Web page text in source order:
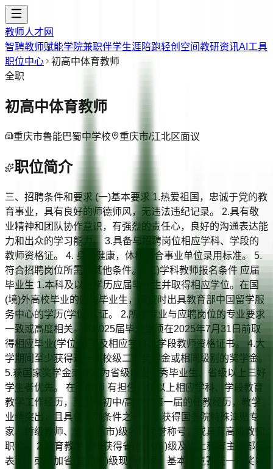
教师人才网
智聘教师赋能学院兼职伴学生涯陪跑轻创空间教研资讯AI工具
职位中心
初高中体育教师
全职
初高中体育教师
重庆市鲁能巴蜀中学校 重庆市/江北区面议
职位简介
三、招聘条件和要求 (一)基本要求 1.热爱祖国，忠诚于党的教
育事业，具有良好的师德师风，无违法违纪记录。 2.具有敬
业精神和团队协作意识，有强烈的责任心，良好的沟通表达能
力和出众的学习能力。 3.具备与招聘岗位相应学科、学段的
教师资格证。 4. 身心健康，体检符合事业单位录用标准。 5.
符合招聘岗位所需的其他条件。 (二)学科教师报名条件 应届
毕业生 1.本科及以上学历应届毕业生并取得相应学位。在国
(境)外高校毕业的应届毕业生，须按时出具教育部中国留学服
务中心的学历(学位)认证。 2.所学专业与应聘岗位的专业要求
一致或高度相关。 3.2025届毕业生须在2025年7月31日前取
得相应毕业(学位)证书及相应学科、学段教师资格证书。 4.大
学期间至少获得过一次校级二等奖学金或相同级别的奖学金。
5.获国家奖学金或评定为省级以上优秀毕业生、省级以上三好
学生者优先。 在职教师 有担任三年以上相应学科、学段教育
教学工作经历，至少有初中/高中完整一届的任教经历，教学
业绩突出，且具备下列条件之一： 1.获得国务院特殊津贴专
家、特级教师、省(直辖市)级名师荣誉称号，或具有高级教师
职称。 2.教育教学工作获得省(直辖市)级及以上教育主管部门
表彰，或参加省(直辖市)级现场赛课、基本功竞赛获一等奖以